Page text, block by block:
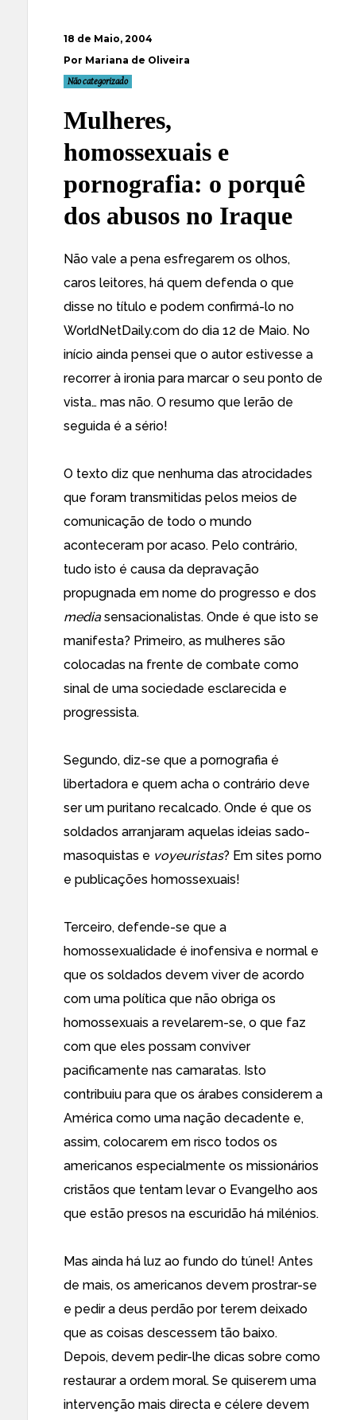
18 de Maio, 2004
Por Mariana de Oliveira
Não categorizado
Mulheres,
homossexuais e
pornografia: o porquê
dos abusos no Iraque
Não vale a pena esfregarem os olhos,
caros leitores, há quem defenda o que
disse no título e podem confirmá-lo no
WorldNetDaily.com do dia 12 de Maio. No
início ainda pensei que o autor estivesse a
recorrer à ironia para marcar o seu ponto de
vista… mas não. O resumo que lerão de
seguida é a sério!
O texto diz que nenhuma das atrocidades
que foram transmitidas pelos meios de
comunicação de todo o mundo
aconteceram por acaso. Pelo contrário,
tudo isto é causa da depravação
propugnada em nome do progresso e dos
mediasensacionalistas. Onde é que isto se
manifesta? Primeiro, as mulheres são
colocadas na frente de combate como
sinal de uma sociedade esclarecida e
progressista.
Segundo, diz-se que a pornografia é
libertadora e quem acha o contrário deve
ser um puritano recalcado. Onde é que os
soldados arranjaram aquelas ideias sado-
masoquistas e voyeuristas? Em sites porno
e publicações homossexuais!
Terceiro, defende-se que a
homossexualidade é inofensiva e normal e
que os soldados devem viver de acordo
com uma política que não obriga os
homossexuais a revelarem-se, o que faz
com que eles possam conviver
pacificamente nas camaratas. Isto
contribuiu para que os árabes considerem a
América como uma nação decadente e,
assim, colocarem em risco todos os
americanos especialmente os missionários
cristãos que tentam levar o Evangelho aos
que estão presos na escuridão há milénios.
Mas ainda há luz ao fundo do túnel! Antes
de mais, os americanos devem prostrar-se
e pedir a deus perdão por terem deixado
que as coisas descessem tão baixo.
Depois, devem pedir-lhe dicas sobre como
restaurar a ordem moral. Se quiserem uma
intervenção mais directa e célere devem